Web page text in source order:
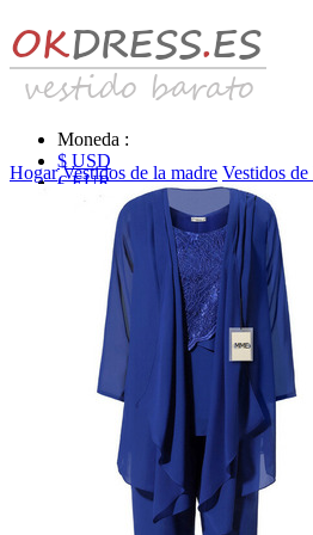
Moneda :
$ USD
€ EUR
$ CAD
Identificarse & Registrarse | Obtener la
Vestidos de novia
Vestido de novia liquidación y
Vestidos de novia vendimia
Hogar Vestidos de la madre Vestidos de